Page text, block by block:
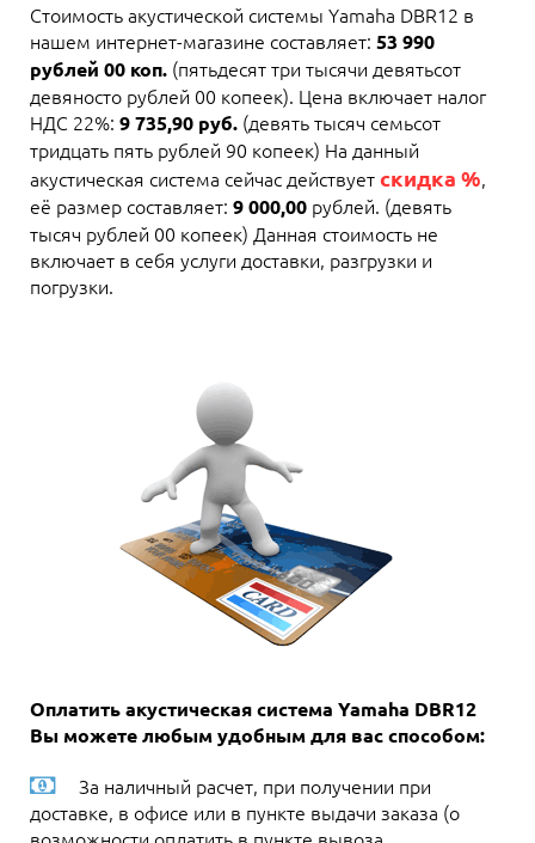
Стоимость акустической системы Yamaha DBR12 в
нашем интернет-магазине составляет: 53 990
рублей 00 коп. (пятьдесят три тысячи девятьсот
девяносто рублей 00 копеек). Цена включает налог
НДС 22%: 9 735,90 руб. (девять тысяч семьсот
тридцать пять рублей 90 копеек) На данный
акустическая система сейчас действуетскидка %,
её размер составляет: 9 000,00 рублей. (девять
тысяч рублей 00 копеек) Данная стоимость не
включает в себя услуги доставки, разгрузки и
погрузки.
Оплатить акустическая система Yamaha DBR12
Вы можете любым удобным для вас способом:
За наличный расчет, при получении при
доставке, в офисе или в пункте выдачи заказа (о